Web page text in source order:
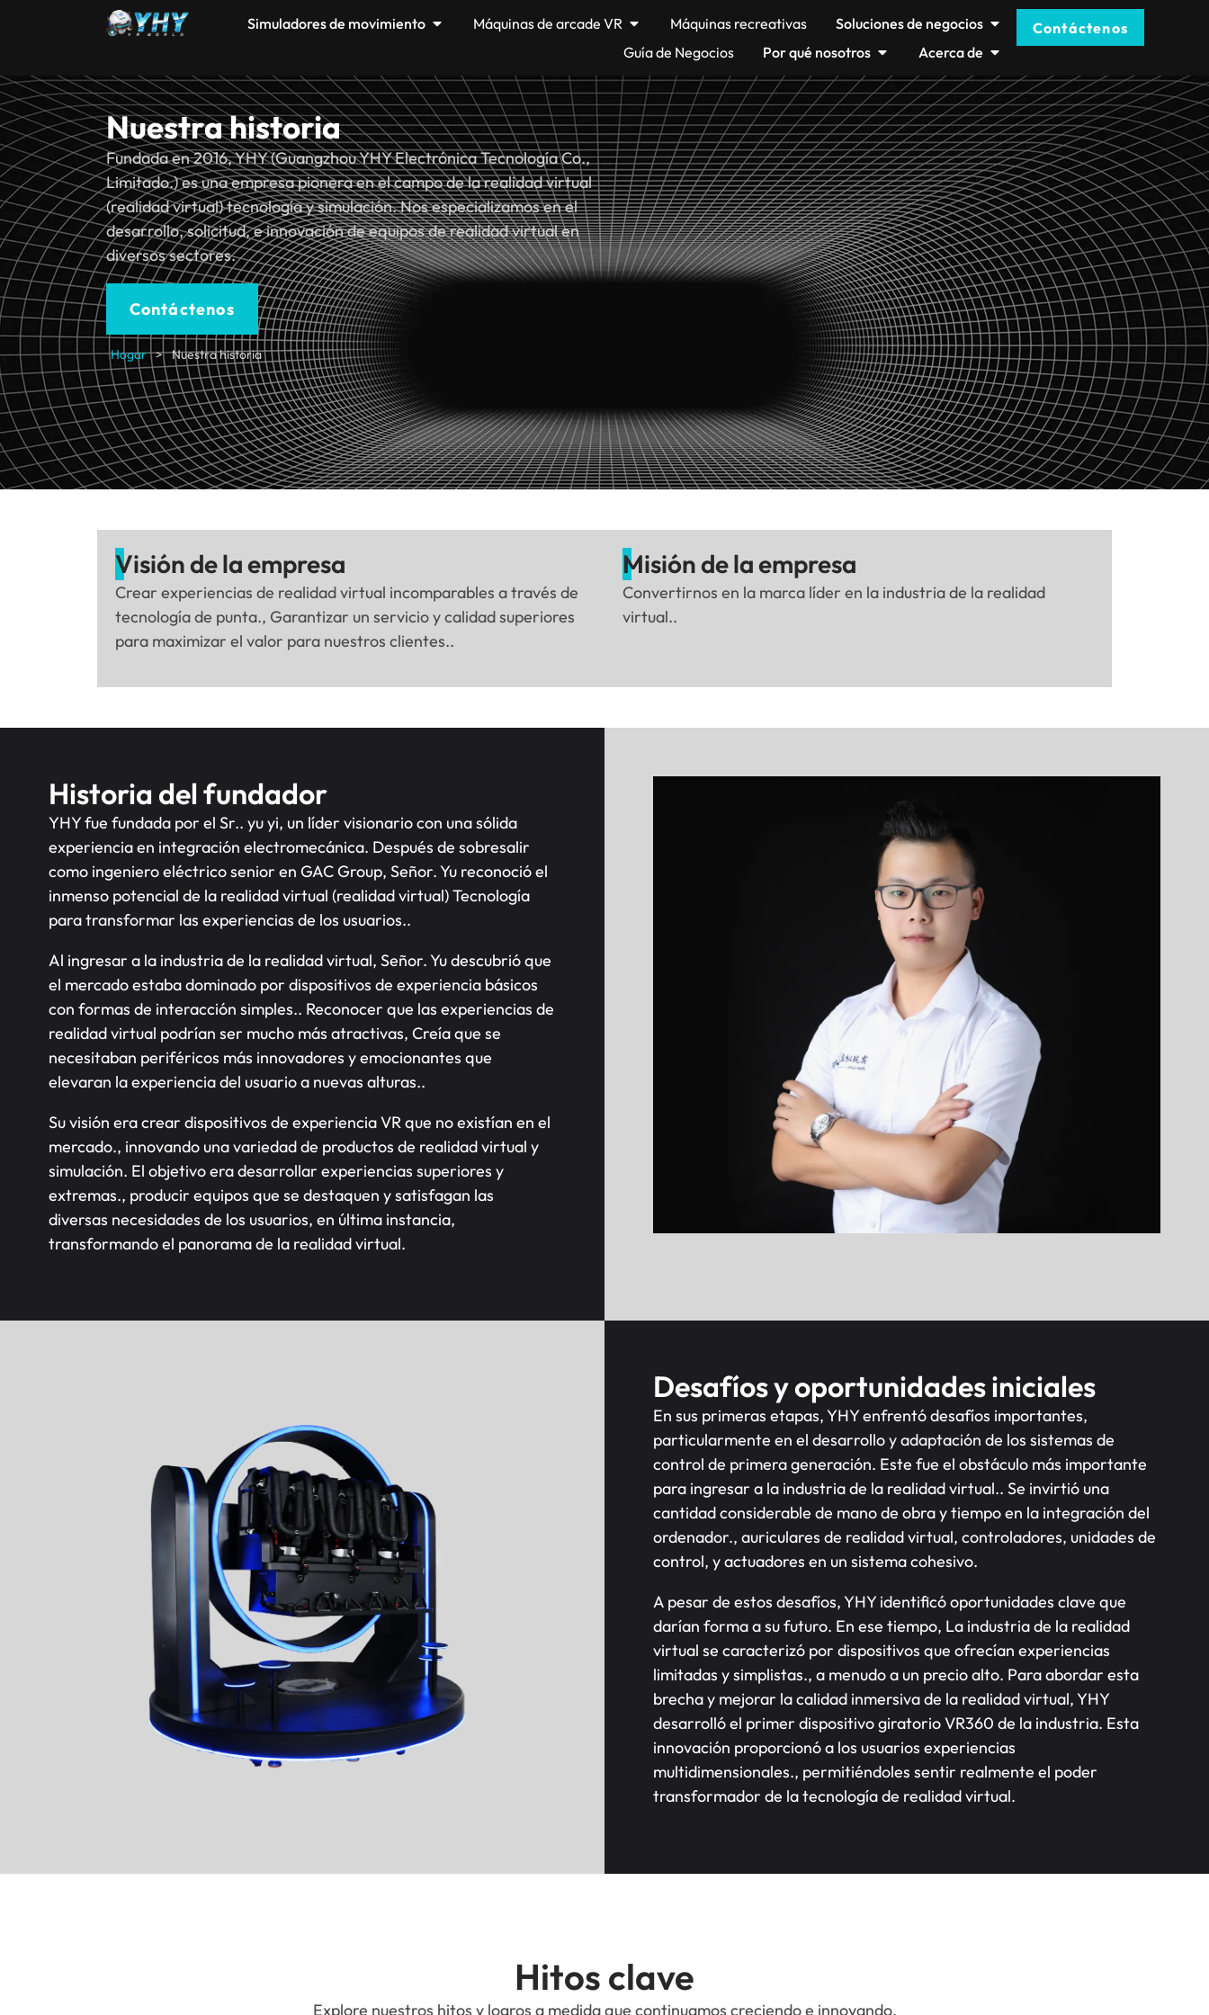
Simuladores de movimiento Máquinas de arcade VR Máquinas recreativas
Soluciones de negocios
Guía de Negocios
Por qué nosotros Acerca de
Contáctenos
Nuestra historia
Fundada en 2016, YHY (Guangzhou YHY Electrónica Tecnología Co.,
Limitado.) es una empresa pionera en el campo de la realidad virtual
(realidad virtual) tecnología y simulación. Nos especializamos en el
desarrollo, solicitud, e innovación de equipos de realidad virtual en
diversos sectores.
Contáctenos
Hogar > Nuestra historia
Visión de la empresa
Crear experiencias de realidad virtual incomparables a través de
tecnología de punta., Garantizar un servicio y calidad superiores
para maximizar el valor para nuestros clientes..
Misión de la empresa
Convertirnos en la marca líder en la industria de la realidad
virtual..
Historia del fundador
YHY fue fundada por el Sr.. yu yi, un líder visionario con una sólida
experiencia en integración electromecánica. Después de sobresalir
como ingeniero eléctrico senior en GAC Group, Señor. Yu reconoció el
inmenso potencial de la realidad virtual (realidad virtual) Tecnología
para transformar las experiencias de los usuarios..
Al ingresar a la industria de la realidad virtual, Señor. Yu descubrió que
el mercado estaba dominado por dispositivos de experiencia básicos
con formas de interacción simples.. Reconocer que las experiencias de
realidad virtual podrían ser mucho más atractivas, Creía que se
necesitaban periféricos más innovadores y emocionantes que
elevaran la experiencia del usuario a nuevas alturas..
Su visión era crear dispositivos de experiencia VR que no existían en el
mercado., innovando una variedad de productos de realidad virtual y
simulación. El objetivo era desarrollar experiencias superiores y
extremas., producir equipos que se destaquen y satisfagan las
diversas necesidades de los usuarios, en última instancia,
transformando el panorama de la realidad virtual.
Desafíos y oportunidades iniciales
En sus primeras etapas, YHY enfrentó desafíos importantes,
particularmente en el desarrollo y adaptación de los sistemas de
control de primera generación. Este fue el obstáculo más importante
para ingresar a la industria de la realidad virtual.. Se invirtió una
cantidad considerable de mano de obra y tiempo en la integración del
ordenador., auriculares de realidad virtual, controladores, unidades de
control, y actuadores en un sistema cohesivo.
A pesar de estos desafíos, YHY identificó oportunidades clave que
darían forma a su futuro. En ese tiempo, La industria de la realidad
virtual se caracterizó por dispositivos que ofrecían experiencias
limitadas y simplistas., a menudo a un precio alto. Para abordar esta
brecha y mejorar la calidad inmersiva de la realidad virtual, YHY
desarrolló el primer dispositivo giratorio VR360 de la industria. Esta
innovación proporcionó a los usuarios experiencias
multidimensionales., permitiéndoles sentir realmente el poder
transformador de la tecnología de realidad virtual.
Hitos clave
Explore nuestros hitos y logros a medida que continuamos creciendo e innovando.